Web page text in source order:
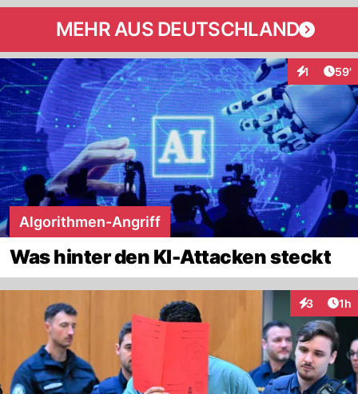
MEHR AUS DEUTSCHLAND
1 59'
Algorithmen-Angriff
Was hinter den KI-Attacken steckt
3 1h